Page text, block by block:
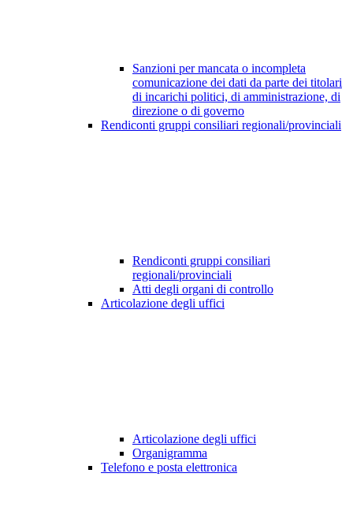
Sanzioni per mancata o incompleta
comunicazione dei dati da parte dei titolari
di incarichi politici, di amministrazione, di
direzione o di governo
Rendiconti gruppi consiliari regionali/provinciali
Rendiconti gruppi consiliari
regionali/provinciali
Atti degli organi di controllo
Articolazione degli uffici
Articolazione degli uffici
Organigramma
Telefono e posta elettronica